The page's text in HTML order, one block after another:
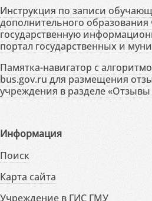
Инструкция по записи
дополнительного
государственную
портал государственных и
Памятка-навигатор с
bus.gov.ru для размещения
учреждения в разделе
Информация
Поиск
Карта сайта
Учреждение в ГИС ГМУ